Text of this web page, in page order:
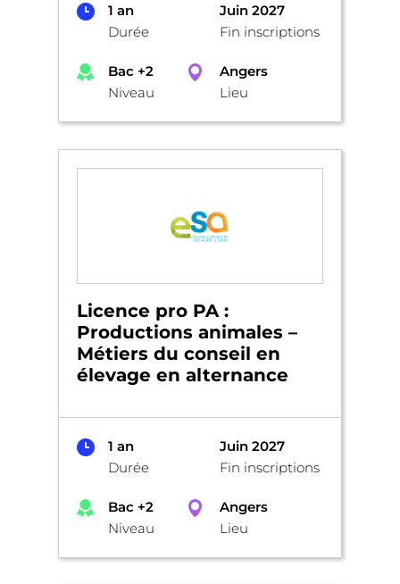
1 an
Durée
Juin 2027
Fin inscriptions
Bac +2
Niveau
Angers
Lieu
Licence pro PA :
Productions animales –
Métiers du conseil en
élevage en alternance
1 an
Durée
Juin 2027
Fin inscriptions
Bac +2
Niveau
Angers
Lieu